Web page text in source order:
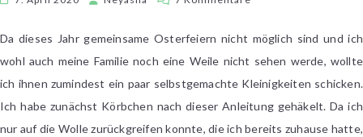
Da dieses Jahr gemeinsame Osterfeiern nicht möglich sind und ich
wohl auch meine Familie noch eine Weile nicht sehen werde, wollte
ich ihnen zumindest ein paar selbstgemachte Kleinigkeiten schicken.
Ich habe zunächst Körbchen nach dieser Anleitung gehäkelt. Da ich
nur auf die Wolle zurückgreifen konnte, die ich bereits zuhause hatte,